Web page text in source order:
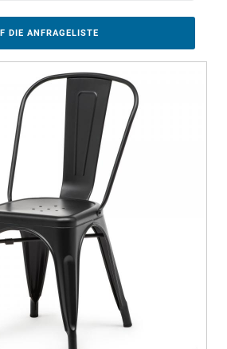
DIE ANFRAGELISTE